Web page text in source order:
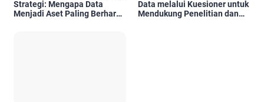
Strategi: Mengapa Data
Menjadi Aset Paling Berharga
Data melalui Kuesioner untuk
Mendukung Penelitian dan